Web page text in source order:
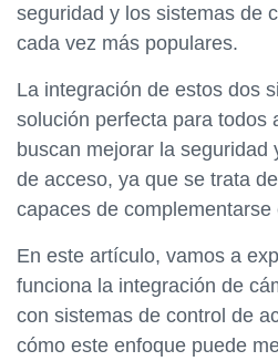
seguridad y los sistemas de
cada vez más populares.
La integración de estos dos
solución perfecta para todos
buscan mejorar la seguridad
de acceso, ya que se trata
capaces de complementarse
En este artículo, vamos a
funciona la integración de
con sistemas de control de
cómo este enfoque puede